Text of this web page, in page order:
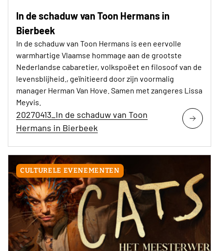
In de schaduw van Toon Hermans in
Bierbeek
In de schaduw van Toon Hermans is een eervolle
warmhartige Vlaamse hommage aan de grootste
Nederlandse cabaretier, volkspoëet en filosoof van de
levensblijheid., geïnitieerd door zijn voormalig
manager Herman Van Hove. Samen met zangeres Lissa
Meyvis.
20270413_In de schaduw van Toon
Hermans in Bierbeek
CULTURELE EVENEMENTEN